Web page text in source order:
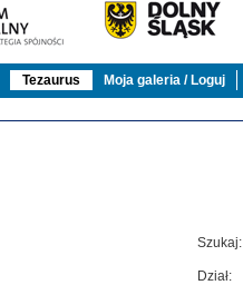
Tezaurus Moja galeria / Loguj
Szukaj:
Dział: